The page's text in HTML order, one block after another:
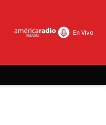
En Vivo